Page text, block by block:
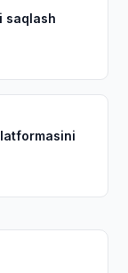
saqlash